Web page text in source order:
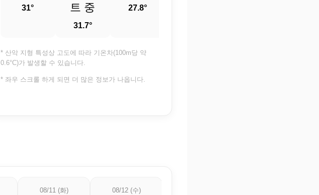
31°
트 중
31.7°
27.8°
* 산악 지형 특성상 고도에 따라 기온차(100m당 약
0.6°C)가 발생할 수 있습니다.
* 좌우 스크롤 하게 되면 더 많은 정보가 나옵니다.
08/11 (화) 08/12 (수)